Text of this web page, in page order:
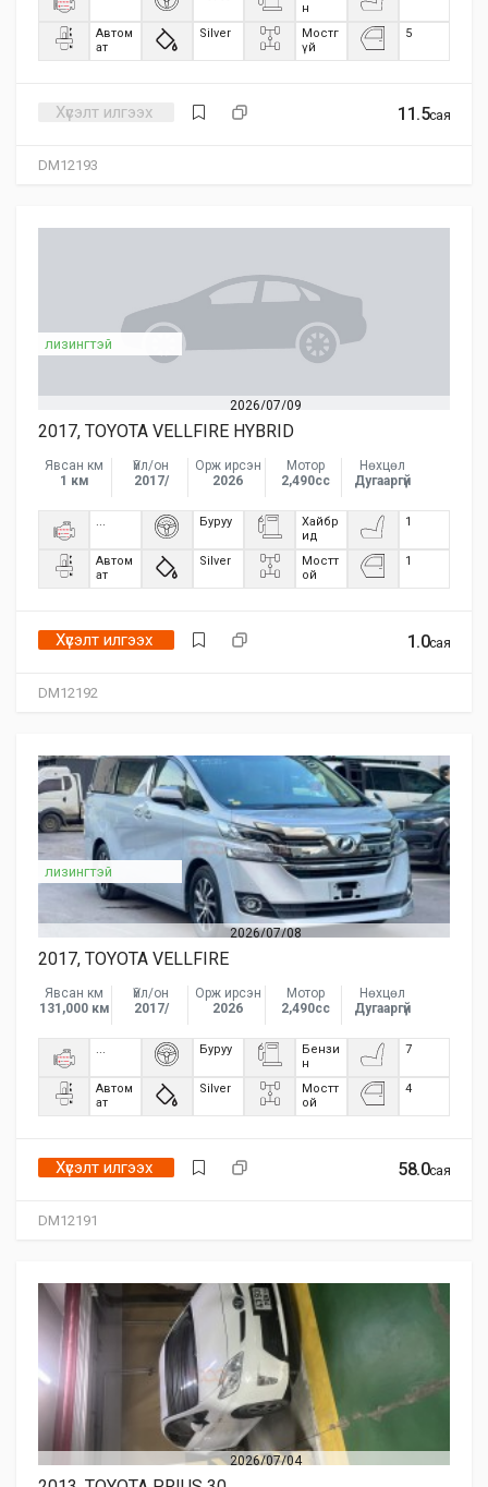
DM12193
н
Автом
ат
Silver
Мостг
үй
5
11.5сая
Хүсэлт илгээх
2026/07/09
DM12192
лизингтэй
2017, TOYOTA VELLFIRE HYBRID
Явсан км
1 км
Үйл/он
2017/
Орж ирсэн
2026
Мотор
2,490сс
Нөхцөл
Дугааргүй
... Буруу
Хайбр
ид
1
Автом
ат
Silver
Мостт
ой
1
1.0сая
Хүсэлт илгээх
2026/07/08
DM12191
лизингтэй
2017, TOYOTA VELLFIRE
Явсан км
131,000 км
Үйл/он
2017/
Орж ирсэн
2026
Мотор
2,490сс
Нөхцөл
Дугааргүй
... Буруу
Бензи
н
7
Автом
ат
Silver
Мостт
ой
4
58.0сая
Хүсэлт илгээх
2026/07/04